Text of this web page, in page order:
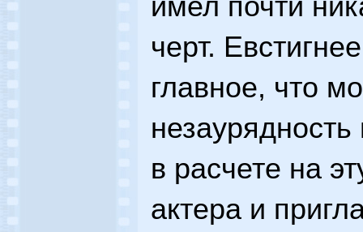
черт.
главное, что
в расчете на
актера и